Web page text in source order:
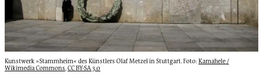
Kunstwerk »Stammheim« des Künstlers Olaf Metzel in Stuttgart. Foto:Kamahele /
Wikimedia Commons,CC BY-SA 3.0